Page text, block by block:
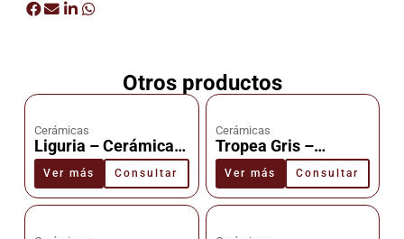
Otros productos
Cerámicas
Liguria – Cerámica –
Cañuelas
Ver más Consultar
Cerámicas
Tropea Gris –
Cerámica –
Cañuelas
Ver más Consultar